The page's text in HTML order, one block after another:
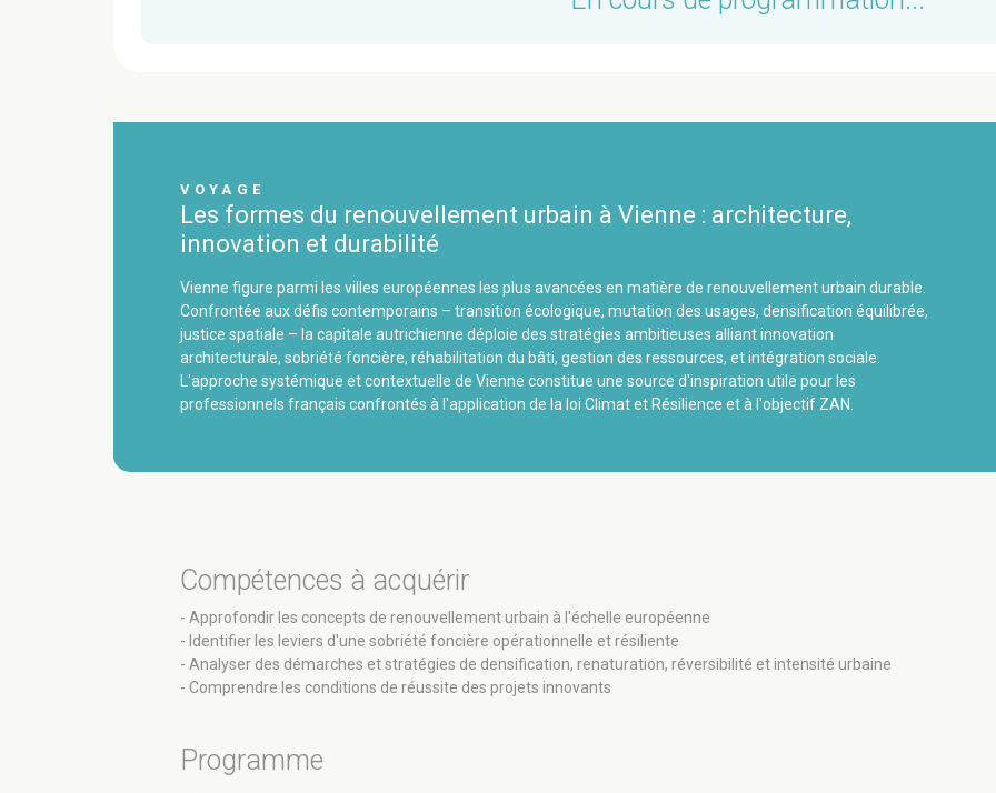
VOYAGE
Les formes du renouvellement urbain à Vienne : architecture,
innovation et durabilité
Vienne figure parmi les villes européennes les plus avancées en matière de renouvellement urbain durable.
Confrontée aux défis contemporains – transition écologique, mutation des usages, densification équilibrée,
justice spatiale – la capitale autrichienne déploie des stratégies ambitieuses alliant innovation
architecturale, sobriété foncière, réhabilitation du bâti, gestion des ressources, et intégration sociale.
L'approche systémique et contextuelle de Vienne constitue une source d'inspiration utile pour les
professionnels français confrontés à l'application de la loi Climat et Résilience et à l'objectif ZAN.
Compétences à acquérir
- Approfondir les concepts de renouvellement urbain à l'échelle européenne
- Identifier les leviers d'une sobriété foncière opérationnelle et résiliente
- Analyser des démarches et stratégies de densification, renaturation, réversibilité et intensité urbaine
- Comprendre les conditions de réussite des projets innovants
Programme